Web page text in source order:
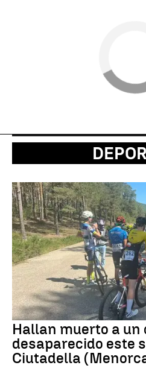
Hallan muerto a
desaparecido este
Ciutadella